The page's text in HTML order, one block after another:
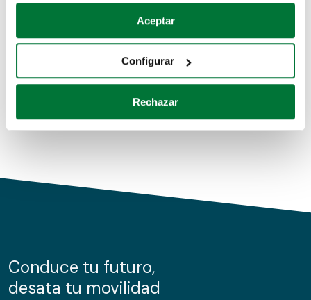
Si lo permite, también quisiéramos:
Recopilar información sobre su ubicación geográfica
Identificar su dispositivo analizándolo activamente
para buscar características específicas (huellas
Obtenga más información sobre cómo se procesan sus
de cookies.
información sobre el uso que haga del sitio web con
nuestros partners de redes sociales, publicidad y análisis
Aceptar
Configurar
Rechazar
Coches de segunda mano
Coches de km0
Conduce tu futuro,
desata tu movilidad